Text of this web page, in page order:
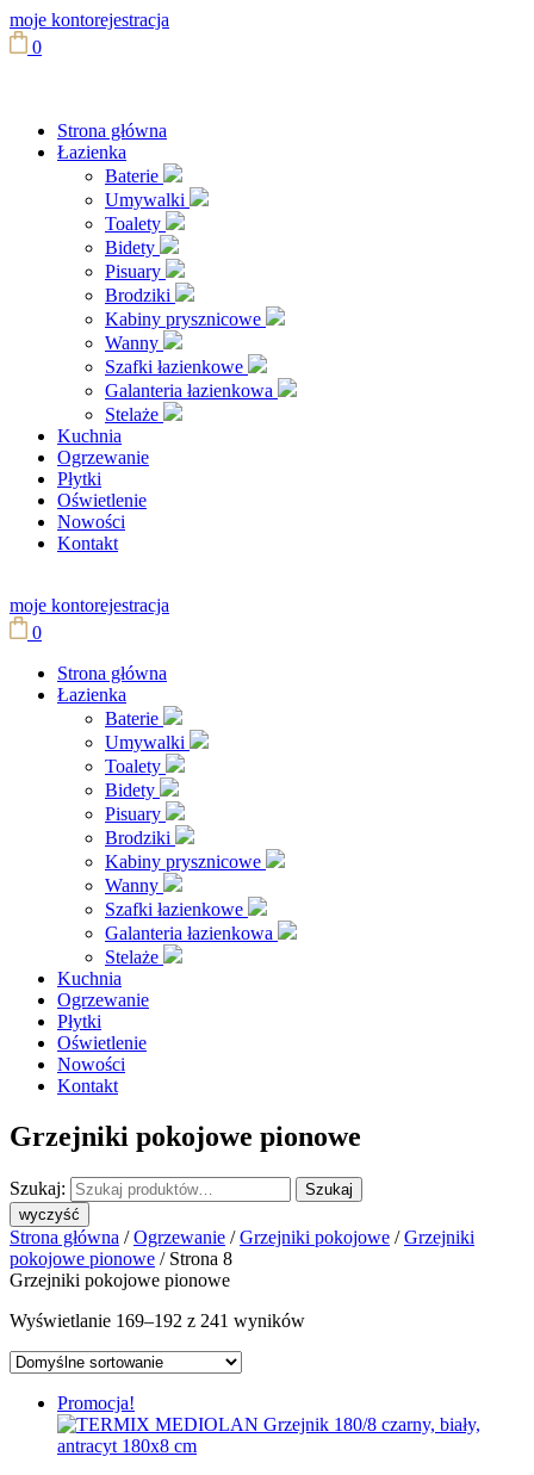
moje kontorejestracja
0
Strona główna
Łazienka
Baterie
Umywalki
Toalety
Bidety
Pisuary
Brodziki
Kabiny prysznicowe
Wanny
Szafki łazienkowe
Galanteria łazienkowa
Stelaże
Kuchnia
Ogrzewanie
Płytki
Oświetlenie
Nowości
Kontakt
moje kontorejestracja
0
Strona główna
Łazienka
Baterie
Umywalki
Toalety
Bidety
Pisuary
Brodziki
Kabiny prysznicowe
Wanny
Szafki łazienkowe
Galanteria łazienkowa
Stelaże
Kuchnia
Ogrzewanie
Płytki
Oświetlenie
Nowości
Kontakt
Grzejniki pokojowe pionowe
Szukaj:
Szukaj
wyczyść
Strona główna /Ogrzewanie /Grzejniki pokojowe /Grzejniki
pokojowe pionowe / Strona 8
Grzejniki pokojowe pionowe
Wyświetlanie 169–192 z 241 wyników
Promocja!